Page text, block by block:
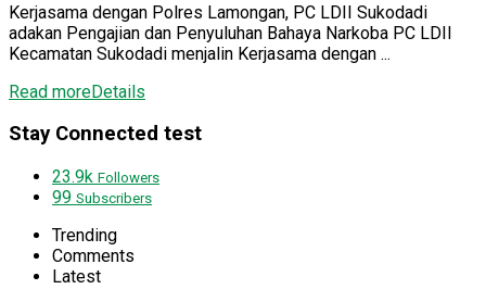
Kerjasama dengan Polres Lamongan, PC LDII Sukodadi
adakan Pengajian dan Penyuluhan Bahaya Narkoba PC LDII
Kecamatan Sukodadi menjalin Kerjasama dengan ...
Read moreDetails
Stay Connected test
23.9k Followers
99 Subscribers
Trending
Comments
Latest